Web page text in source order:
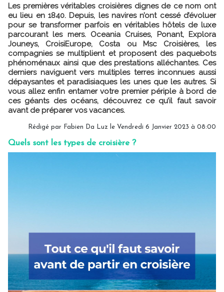
Les premières véritables croisières dignes de ce nom ont
eu lieu en 1840. Depuis, les navires n’ont cessé d’évoluer
pour se transformer parfois en véritables hôtels de luxe
parcourant les mers. Oceania Cruises, Ponant, Explora
Jouneys, CroisiEurope, Costa ou Msc Croisières, les
compagnies se multiplient et proposent des paquebots
phénoménaux ainsi que des prestations alléchantes. Ces
derniers naviguent vers multiples terres inconnues aussi
dépaysantes et paradisiaques les unes que les autres. Si
vous allez enfin entamer votre premier périple à bord de
ces géants des océans, découvrez ce qu’il faut savoir
avant de préparer vos vacances.
Rédigé par Fabien Da Luz le Vendredi 6 Janvier 2023 à 08:00
Quels sont les types de croisière ?